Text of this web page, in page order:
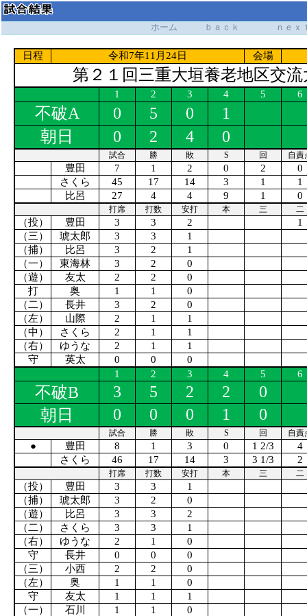
日程 令和7年11月24日 会場
第２１回三重大垣養老地区交
1 2 3 4 5 6
不破A 0 5 0
1
朝日
0 2 4 0
試合 勝 敗 S 回 自責
豊田 7 1 2 0 2
0
さくら
45 17 14 3 1
1
比呂
27 4 4 9 1 0
打席 打数 安打 本 三 二
（投） 豊田 3 3 2
1
（三）
琥太郎 3 3
1
（捕）
比呂 3 2
1
（一）
東海林 3 2
0
（遊）
友太 2 2
0
打
奥 1 1
0
（二）
長井 3 2
0
（左）
山際 2 1
1
（中）
さくら 2 1
1
（右）
ゆうな 2 1
1
守
英太 0 0
0
1
2 3 4 5 6
不破B 3 5 2 2
0
朝日
0 0 0 1 0
試合 勝 敗 S 回 自責
● 豊田 8 1 3 0 1 2/3
4
さくら
46 17 14 3 3 1/3 2
打席 打数 安打 本 三 二
（投） 豊田 3 3
1
（捕）
琥太郎 3 2
0
（遊）
比呂 3 3
2
（二）
さくら 3 3
1
（右）
ゆうな 2 1
0
守
長井 0 0
0
（三）
小西 2 2
0
（左）
奥 1 1
0
守
友太 1 1
1
（一）
石川 1 1
0
ホーム ｂａｃｋ ｎｅｘ